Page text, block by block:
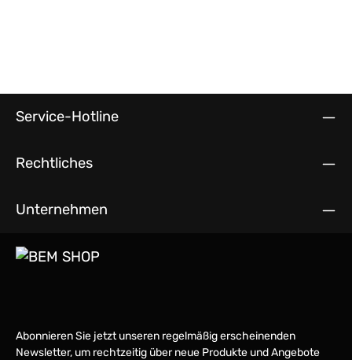
Service-Hotline
Rechtliches
Unternehmen
Abonnieren Sie jetzt unseren regelmäßig erscheinenden
Newsletter, um rechtzeitig über neue Produkte und Angebote